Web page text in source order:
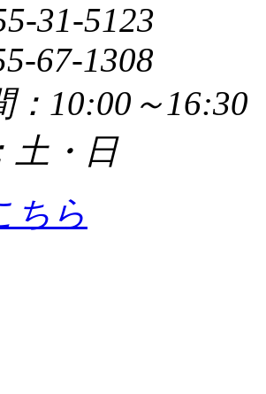
31-5123
67-1308
：10:00～
土・日
ちら